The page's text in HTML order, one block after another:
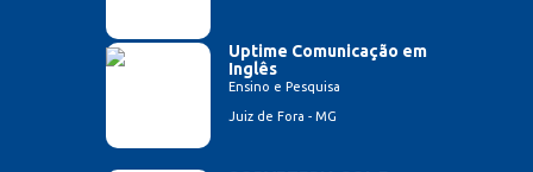
Uptime Comunicação em
Inglês
Ensino e Pesquisa
Juiz de Fora - MG